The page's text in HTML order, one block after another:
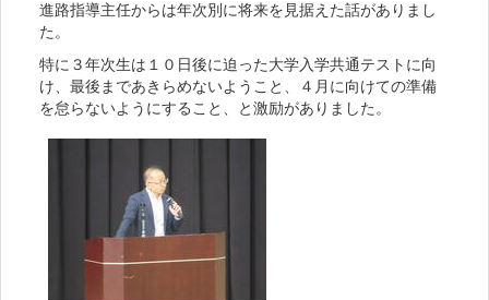
進路指導主任からは年次別に将来を見据えた話がありまし
た。
特に３年次生は１０日後に迫った大学入学共通テストに向
け、最後まであきらめないようこと、４月に向けての準備
を怠らないようにすること、と激励がありました。